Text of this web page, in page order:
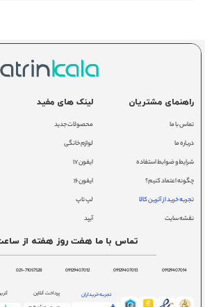
راهنمای مشتریان
تماس با ما
درباره ما
شرایط و ضوابط استفاده
چگونه اعتماد کنیم؟
تجربه خرید از آترین کالا
نقشه سایت
لینک های مفید
محصولات جدید
لوازم خانگی
ایفون ۱۷
ایفون ۱۶
لپ تاپ
آیپد
تماس با ما هفت روز هفته از ساعت 8 الی
09129407014
09129407013
09129407012
021-71057528
تجربه خریداران پرداخت آنلاین